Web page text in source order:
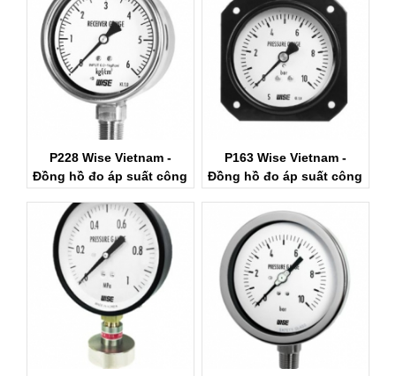
P228 Wise Vietnam -
Đồng hồ đo áp suất công
P163 Wise Vietnam -
Đồng hồ đo áp suất công